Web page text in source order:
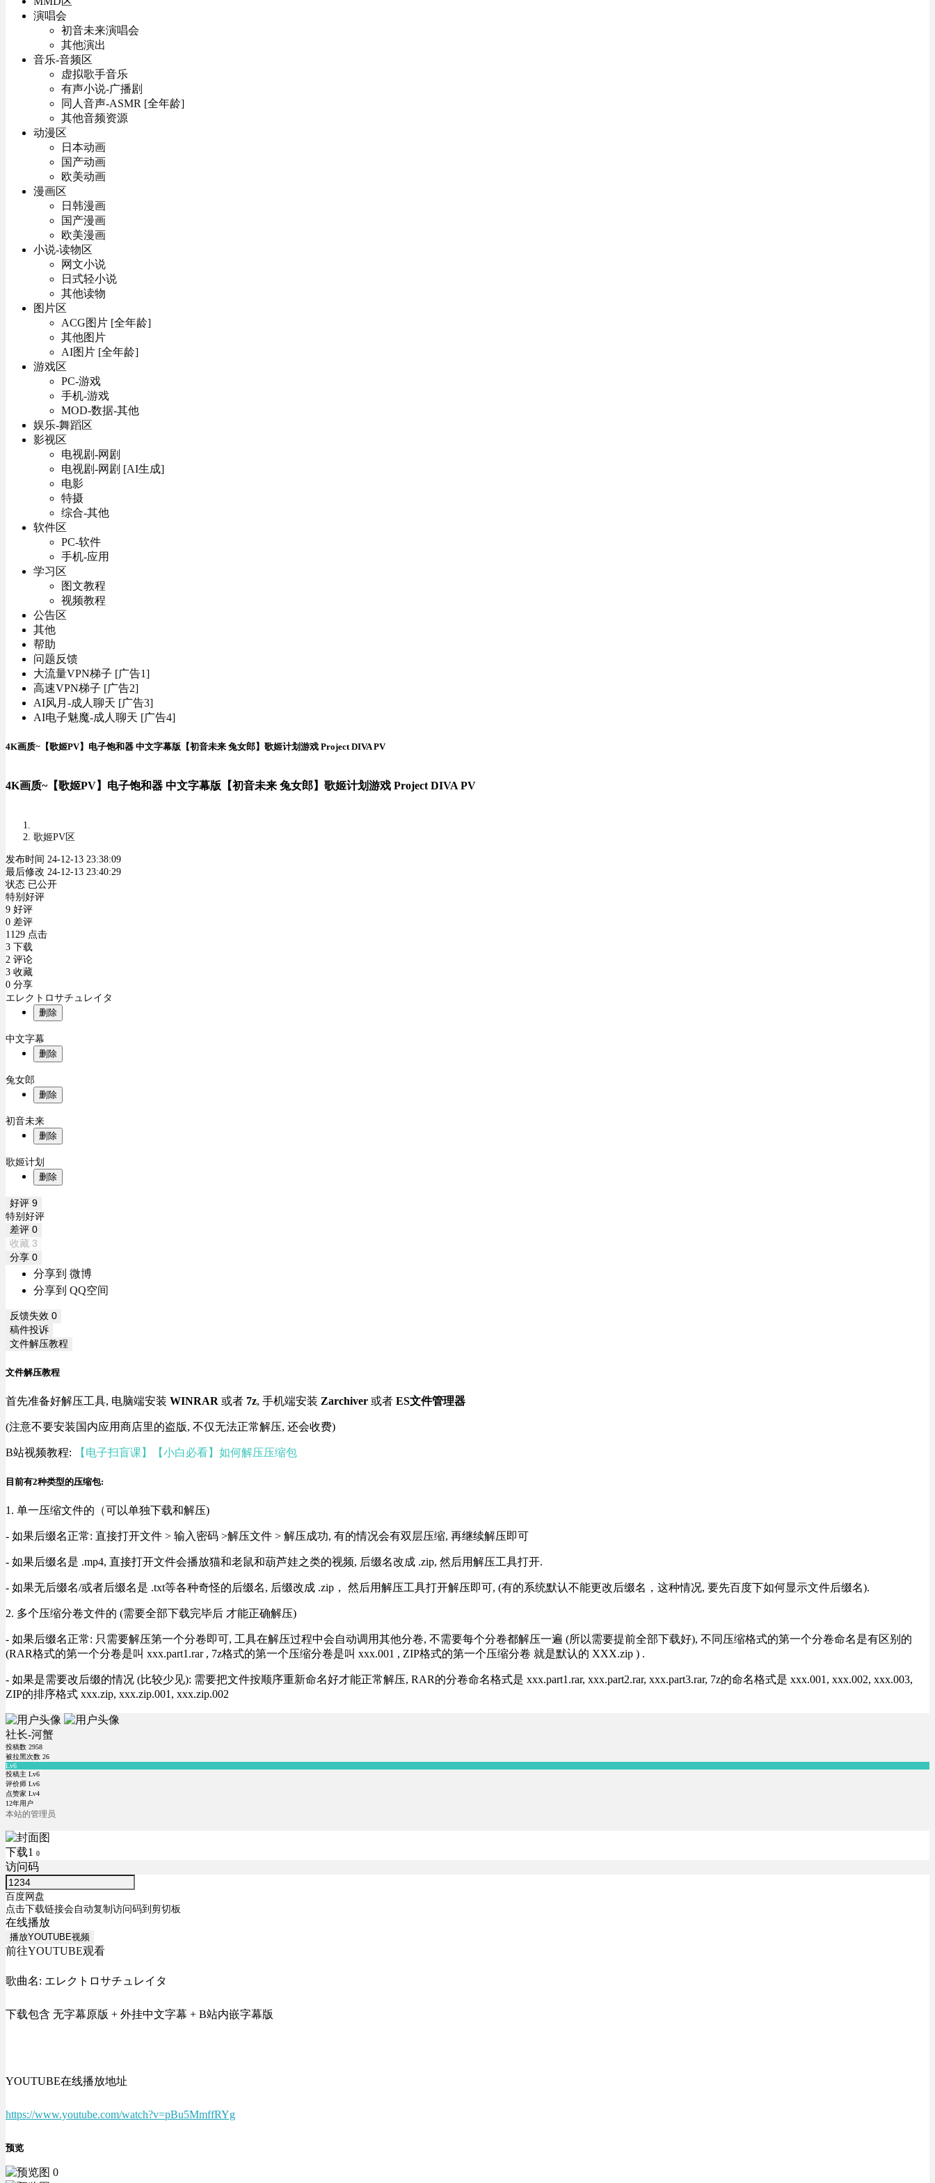
演唱会
初音未来演唱会
其他演出
音乐-音频区
虚拟歌手音乐
有声小说-广播剧
同人音声-ASMR [全年龄]
其他音频资源
动漫区
日本动画
国产动画
欧美动画
漫画区
日韩漫画
国产漫画
欧美漫画
小说-读物区
网文小说
日式轻小说
其他读物
图片区
ACG图片 [全年龄]
其他图片
AI图片 [全年龄]
游戏区
PC-游戏
手机-游戏
MOD-数据-其他
娱乐-舞蹈区
影视区
电视剧-网剧
电视剧-网剧 [AI生成]
电影
特摄
综合-其他
软件区
PC-软件
手机-应用
学习区
图文教程
视频教程
公告区
其他
帮助
问题反馈
大流量VPN梯子 [广告1]
高速VPN梯子 [广告2]
AI风月-成人聊天 [广告3]
AI电子魅魔-成人聊天 [广告4]
4K画质~【歌姬PV】电子饱和器 中文字幕版【初音未来 兔女郎】歌姬计划游戏 Project DIVA PV
4K画质~【歌姬PV】电子饱和器 中文字幕版【初音未来 兔女郎】歌姬计划游戏 Project DIVA PV
歌姬PV区
发布时间 24-12-13 23:38:09
最后修改 24-12-13 23:40:29
状态 已公开
特别好评
9 好评
0 差评
1129 点击
3 下载
2 评论
3 收藏
0 分享
エレクトロサチュレイタ
删除
中文字幕
删除
兔女郎
删除
初音未来
删除
歌姬计划
删除
好评 9
特别好评
差评 0
收藏 3
分享 0
分享到 微博
分享到 QQ空间
反馈失效 0
稿件投诉
文件解压教程
文件解压教程
首先准备好解压工具, 电脑端安装 WINRAR 或者 7z, 手机端安装 Zarchiver 或者 ES文件管理器
(注意不要安装国内应用商店里的盗版, 不仅无法正常解压, 还会收费)
B站视频教程: 【电子扫盲课】【小白必看】如何解压压缩包
目前有2种类型的压缩包:
1. 单一压缩文件的（可以单独下载和解压)
- 如果后缀名正常: 直接打开文件 > 输入密码 >解压文件 > 解压成功, 有的情况会有双层压缩, 再继续解压即可
- 如果后缀名是 .mp4, 直接打开文件会播放猫和老鼠和葫芦娃之类的视频, 后缀名改成 .zip, 然后用解压工具打开.
- 如果无后缀名/或者后缀名是 .txt等各种奇怪的后缀名, 后缀改成 .zip， 然后用解压工具打开解压即可, (有的系统默认不能更改后缀名，这种情况, 要先百度下如何显示文件后缀名).
2. 多个压缩分卷文件的 (需要全部下载完毕后 才能正确解压)
- 如果后缀名正常: 只需要解压第一个分卷即可, 工具在解压过程中会自动调用其他分卷, 不需要每个分卷都解压一遍 (所以需要提前全部下载好), 不同压缩格式的第一个分卷命名是有区别的
(RAR格式的第一个分卷是叫 xxx.part1.rar , 7z格式的第一个压缩分卷是叫 xxx.001 , ZIP格式的第一个压缩分卷 就是默认的 XXX.zip ) .
- 如果是需要改后缀的情况 (比较少见): 需要把文件按顺序重新命名好才能正常解压, RAR的分卷命名格式是 xxx.part1.rar, xxx.part2.rar, xxx.part3.rar, 7z的命名格式是 xxx.001, xxx.002, xxx.003,
ZIP的排序格式 xxx.zip, xxx.zip.001, xxx.zip.002
社长-河蟹
投稿数 2958
被拉黑次数 26
Lv6
投稿主 Lv6
评价师 Lv6
点赞家 Lv4
12年用户
本站的管理员
下载1 0
访问码
百度网盘
点击下载链接会自动复制访问码到剪切板
在线播放
播放YOUTUBE视频
前往YOUTUBE观看
歌曲名: エレクトロサチュレイタ
下载包含 无字幕原版 + 外挂中文字幕 + B站内嵌字幕版
YOUTUBE在线播放地址
https://www.youtube.com/watch?v=pBu5MmffRYg
预览